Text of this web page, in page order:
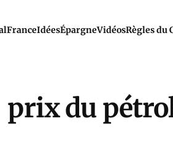
FranceIdéesÉpargneVidéosRègles du
prix du